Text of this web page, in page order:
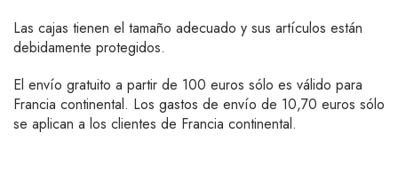
Las cajas tienen el tamaño adecuado y sus artículos están
debidamente protegidos.
El envío gratuito a partir de 100 euros sólo es válido para
Francia continental. Los gastos de envío de 10,70 euros sólo
se aplican a los clientes de Francia continental.